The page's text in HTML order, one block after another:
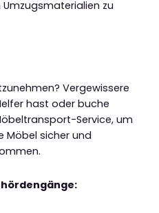
zu
Vergewissere
hast oder buche
Service, um
Möbel sicher und